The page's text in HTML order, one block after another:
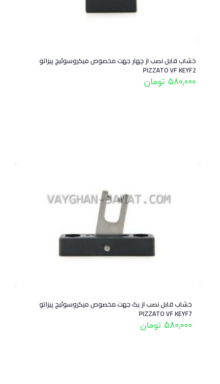
خشاب قابل نصب از چهار جهت مخصوص میکروسوئیچ پیزاتو
PIZZATO VF KEYF2
580,000 تومان
خشاب قابل نصب از یک جهت مخصوص میکروسوئیچ پیزاتو
PIZZATO VF KEYF7
580,000 تومان